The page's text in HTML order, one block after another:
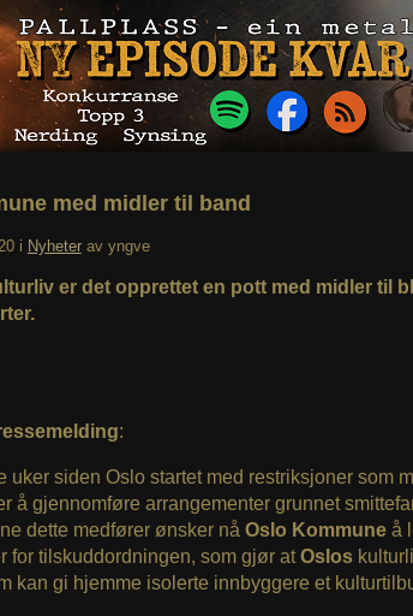
med midler til band
i Nyheter av yngve
er det opprettet en pott med midler til
:
uker siden Oslo startet med restriksjoner som
å gjennomføre arrangementer grunnet
dette medfører ønsker nå Oslo Kommuneå
for tilskuddordningen, som gjør atOslos
kan gi hjemme isolerte innbyggere et